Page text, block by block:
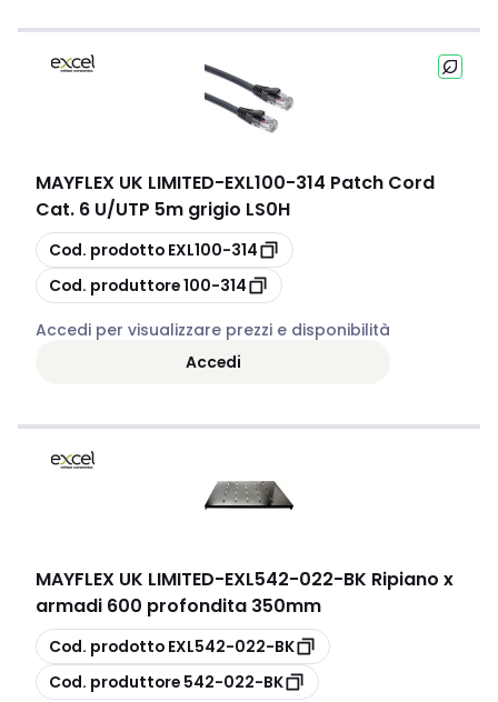
MAYFLEX UK LIMITED-EXL100-314 Patch Cord
Cat. 6 U/UTP 5m grigio LS0H
copia
Cod. prodotto EXL100-314
copia
Cod. produttore100-314
Accedi per visualizzare prezzi e disponibilità
Accedi
MAYFLEX UK LIMITED-EXL542-022-BK Ripiano x
armadi 600 profondita 350mm
copia
Cod. prodotto EXL542-022-BK
copia
Cod. produttore 542-022-BK